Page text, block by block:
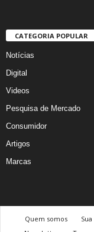
CATEGORIA POPULAR
Notícias
Digital
Videos
Pesquisa de Mercado
Consumidor
Artigos
Marcas
Quem somos